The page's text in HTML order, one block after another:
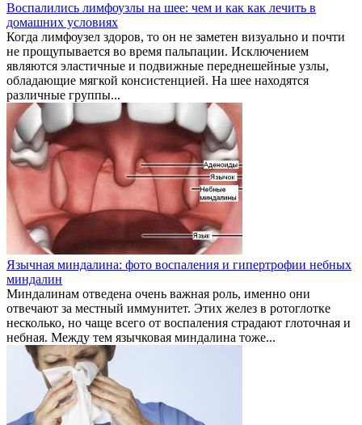
Воспалились лимфоузлы на шее: чем и как как лечить в
домашних условиях
Когда лимфоузел здоров, то он не заметен визуально и почти
не прощупывается во время пальпации. Исключением
являются эластичные и подвижные переднешейные узлы,
обладающие мягкой консистенцией. На шее находятся
различные группы...
Язычная миндалина: фото воспаления и гипертрофии небных
миндалин
Миндалинам отведена очень важная роль, именно они
отвечают за местный иммунитет. Этих желез в ротоглотке
несколько, но чаще всего от воспаления страдают глоточная и
небная. Между тем язычковая миндалина тоже...